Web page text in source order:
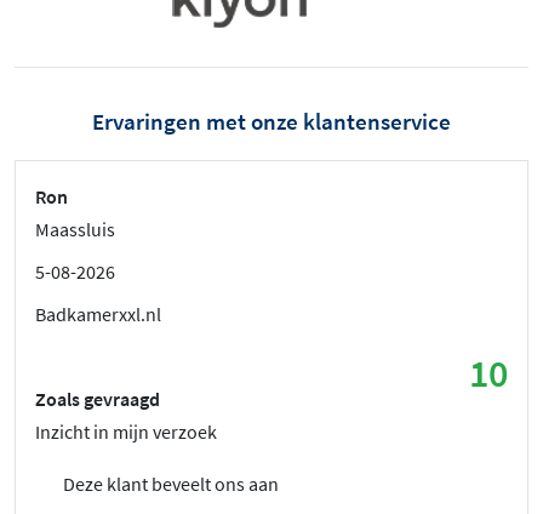
Ervaringen met onze klantenservice
Ron
Maassluis
5-08-2026
Badkamerxxl.nl
10
Zoals gevraagd
Inzicht in mijn verzoek
Deze klant beveelt ons aan